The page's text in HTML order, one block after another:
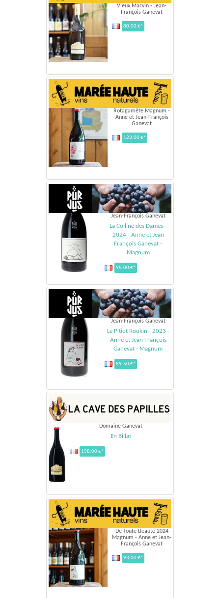
Vieux Macvin - Jean-
François Ganevat
80,00 €*
Rotagamète Magnum -
Anne et Jean-François
Ganevat
123,00 €*
Jean-François Ganevat
La Colline des Dames -
2024 - Anne et Jean
François Ganevat -
Magnum
95.00 €*
Jean-François Ganevat
Le P'tiot Roukin - 2023 -
Anne et Jean François
Ganevat - Magnum
89.50 €*
Domaine Ganevat
En Billat
158.00 €*
De Toute Beauté 2024
Magnum - Anne et Jean-
François Ganevat
93,00 €*